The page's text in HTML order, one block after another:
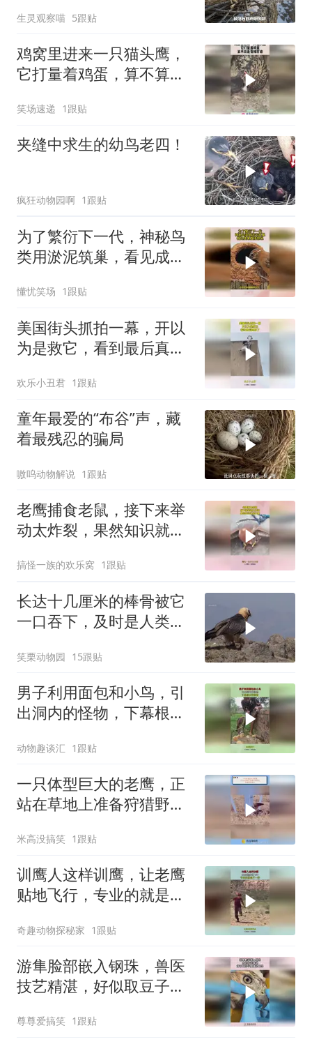
生灵观察喵 5跟贴
鸡窝里进来一只猫头鹰，
它打量着鸡蛋，算不算是
笑场速递 1跟贴
夹缝中求生的幼鸟老四！
疯狂动物园啊 1跟贴
为了繁衍下一代，神秘鸟
类用淤泥筑巢，看见成果
懂忧笑场 1跟贴
美国街头抓拍一幕，开以
为是救它，看到最后真相
欢乐小丑君 1跟贴
童年最爱的“布谷”声，藏
着最残忍的骗局
嗷呜动物解说 1跟贴
老鹰捕食老鼠，接下来举
动太炸裂，果然知识就是
搞怪一族的欢乐窝 1跟贴
长达十几厘米的棒骨被它
一口吞下，及时是人类腿
吞
笑栗动物园 15跟贴
男子利用面包和小鸟，引
出洞内的怪物，下幕根本
动物趣谈汇 1跟贴
一只体型巨大的老鹰，正
站在草地上准备狩猎野
米高没搞笑 1跟贴
训鹰人这样训鹰，让老鹰
贴地飞行，专业的就是不
奇趣动物探秘家 1跟贴
游隼脸部嵌入钢珠，兽医
技艺精湛，好似取豆子般
尊尊爱搞笑 1跟贴